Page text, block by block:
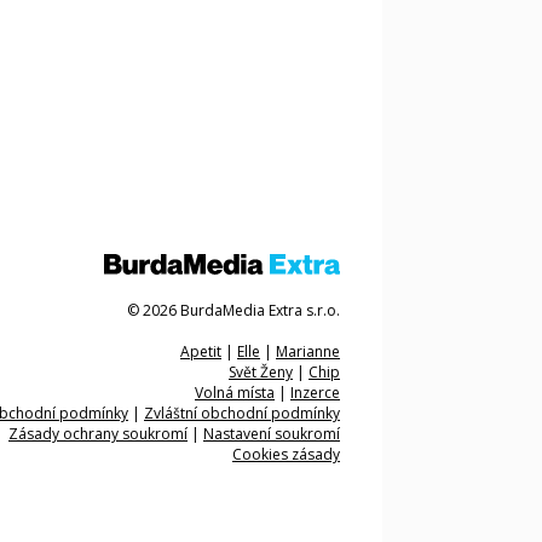
© 2026 BurdaMedia Extra s.r.o.
Apetit | Elle | Marianne
Svět Ženy | Chip
Volná místa | Inzerce
podmínky | Zvláštní obchodní podmínky
Zásady ochrany soukromí | Nastavení soukromí
Cookies zásady